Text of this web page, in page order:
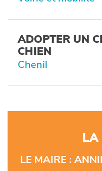
ADOPTER UN
CHIEN
Chenil
LA
LE MAIRE :